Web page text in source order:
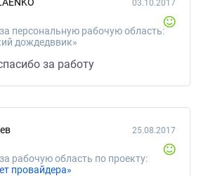
персональную рабочую область:
дождедввик»
03.10.2017
за работу
рабочую область по проекту:
провайдера»
25.08.2017